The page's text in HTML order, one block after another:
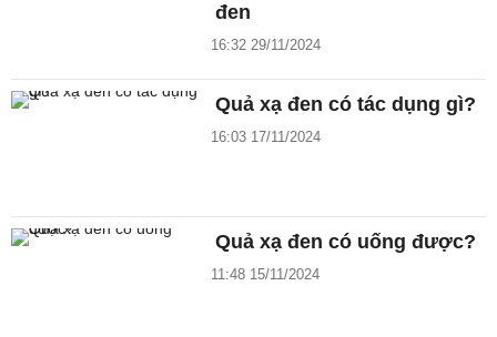
đen
16:32 29/11/2024
Quả xạ đen có tác dụng gì?
16:03 17/11/2024
Quả xạ đen có uống được?
11:48 15/11/2024